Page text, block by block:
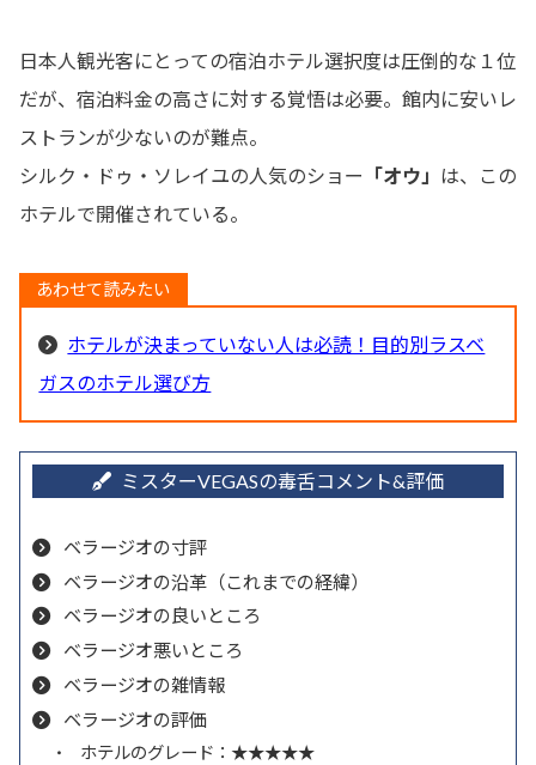
日本人観光客にとっての宿泊ホテル選択度は圧倒的な１位
だが、宿泊料金の高さに対する覚悟は必要。館内に安いレ
ストランが少ないのが難点。
シルク・ドゥ・ソレイユの人気のショー
「オウ」 は、この
ホテルで開催されている。
ホテルが決まっていない人は必読！目的別ラスベ
ガスのホテル選び方
ベラージオの寸評
ベラージオの沿革（これまでの経緯）
ベラージオの良いところ
ベラージオ悪いところ
ベラージオの雑情報
ベラージオの評価
ホテルのグレード：★★★★★